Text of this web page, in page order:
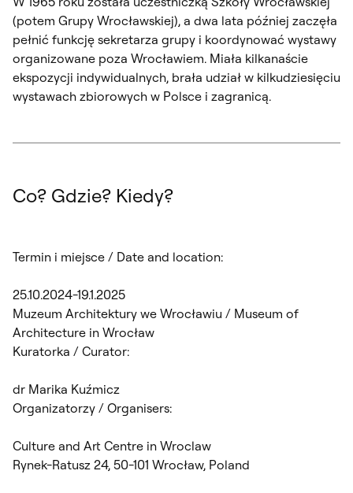
(potem Grupy Wrocławskiej), a dwa lata później zaczęła
pełnić funkcję sekretarza grupy i koordynować wystawy
organizowane poza Wrocławiem. Miała kilkanaście
ekspozycji indywidualnych, brała udział w kilkudziesięciu
wystawach zbiorowych w Polsce i zagranicą.
Co? Gdzie? Kiedy?
Termin i miejsce / Date and location:
25.10.2024-19.1.2025
Muzeum Architektury we Wrocławiu / Museum of
Architecture in Wrocław
Kuratorka / Curator:
dr Marika Kuźmicz
Organizatorzy / Organisers:
Culture and Art Centre in Wroclaw
Rynek-Ratusz 24, 50-101 Wrocław, Poland